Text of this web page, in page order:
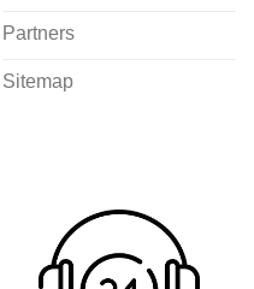
al
door
dit zonnige
boeken bij
dat altijd
Partners
Sitemap